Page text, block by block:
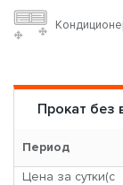
Прокат без
Период
Цена за сутки(с